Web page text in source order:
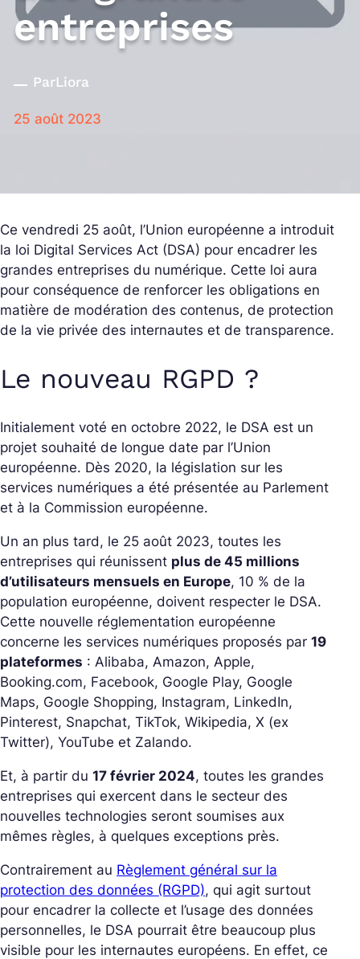
entreprises
ParLiora
25 août 2023
Ce vendredi 25 août, l’Union européenne a introduit
la loi Digital Services Act (DSA) pour encadrer les
grandes entreprises du numérique. Cette loi aura
pour conséquence de renforcer les obligations en
matière de modération des contenus, de protection
de la vie privée des internautes et de transparence.
Le nouveau RGPD ?
Initialement voté en octobre 2022, le DSA est un
projet souhaité de longue date par l’Union
européenne. Dès 2020, la législation sur les
services numériques a été présentée au Parlement
et à la Commission européenne.
Un an plus tard, le 25 août 2023, toutes les
entreprises qui réunissent plus de 45 millions
d’utilisateurs mensuels en Europe, 10 % de la
population européenne, doivent respecter le DSA.
Cette nouvelle réglementation européenne
concerne les services numériques proposés par 19
plateformes : Alibaba, Amazon, Apple,
Booking.com, Facebook, Google Play, Google
Maps, Google Shopping, Instagram, LinkedIn,
Pinterest, Snapchat, TikTok, Wikipedia, X (ex
Twitter), YouTube et Zalando.
Et, à partir du 17 février 2024, toutes les grandes
entreprises qui exercent dans le secteur des
nouvelles technologies seront soumises aux
mêmes règles, à quelques exceptions près.
Contrairement au Règlement général sur la
protection des données (RGPD), qui agit surtout
pour encadrer la collecte et l’usage des données
personnelles, le DSA pourrait être beaucoup plus
visible pour les internautes européens. En effet, ce